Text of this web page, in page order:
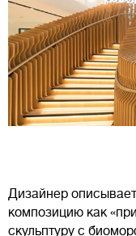
Дизайнер
композицию как
скульптуру с